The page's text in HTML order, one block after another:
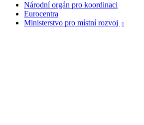
Národní orgán pro koordinaci
Eurocentra
Ministerstvo pro místní rozvoj
